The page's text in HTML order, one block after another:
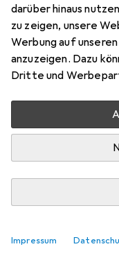
darüber hinaus
zu zeigen, unsere
Werbung auf
anzuzeigen. Dazu
Dritte und
Impressum